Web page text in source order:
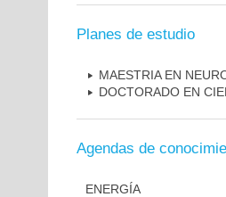
Planes de estudio
MAESTRIA EN
DOCTORADO EN
Agendas de
ENERGÍA